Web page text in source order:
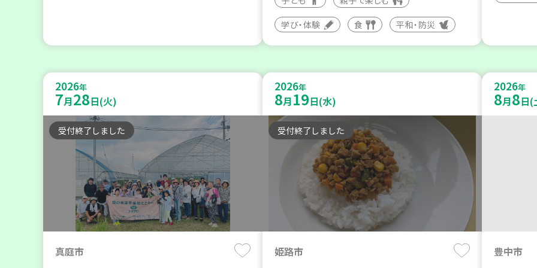
学び・体験 食 平和・防災
2026年
7月28日(火)
受付終了しました
真庭市
2026年
8月 19日(水)
受付終了しました
姫路市
2026年
8月8日(
豊中市